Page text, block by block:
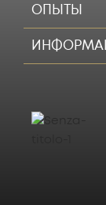
ОПЫТЫ